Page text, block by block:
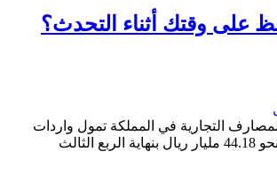
على وقتك أثناء التحدث؟
التجارية في المملكة تمول واردات
الثالث